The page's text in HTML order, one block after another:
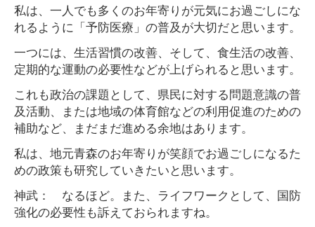
私は、一人でも多くのお年寄りが元気にお過ごしにな
れるように「予防医療」の普及が大切だと思います。
一つには、生活習慣の改善、そして、食生活の改善、
定期的な運動の必要性などが上げられると思います。
これも政治の課題として、県民に対する問題意識の普
及活動、または地域の体育館などの利用促進のための
補助など、まだまだ進める余地はあります。
私は、地元青森のお年寄りが笑顔でお過ごしになるた
めの政策も研究していきたいと思います。
神武： なるほど。また、ライフワークとして、国防
強化の必要性も訴えておられますね。